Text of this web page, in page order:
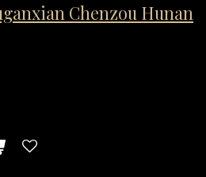
Chenzou Hunan